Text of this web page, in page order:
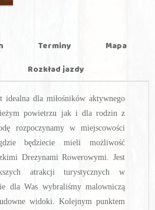
Terminy
Mapa
Rozkład jazdy
idealna dla miłośników aktywnego
powietrzu jak i dla rodzin z
rozpoczynamy w miejscowości
będziecie mieli możliwość
Drezynami Rowerowymi. Jest
atrakcji turystycznych w
dla Was wybraliśmy malowniczą
widoki. Kolejnym punktem